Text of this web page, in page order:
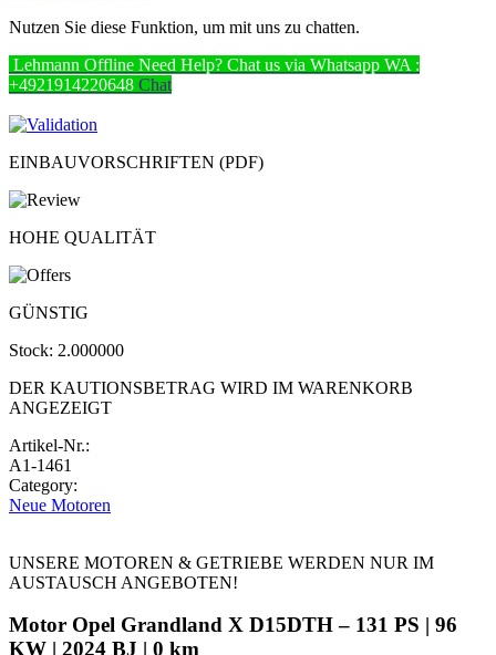
Nutzen Sie diese Funktion, um mit uns zu chatten.
Lehmann Offline Need Help? Chat us via Whatsapp WA :
+4921914220648 Chat
EINBAUVORSCHRIFTEN (PDF)
HOHE QUALITÄT
GÜNSTIG
Stock: 2.000000
DER KAUTIONSBETRAG WIRD IM WARENKORB
ANGEZEIGT
Artikel-Nr.:
A1-1461
Category:
Neue Motoren
UNSERE MOTOREN & GETRIEBE WERDEN NUR IM
AUSTAUSCH ANGEBOTEN!
Motor Opel Grandland X D15DTH – 131 PS | 96
KW | 2024 BJ | 0 km